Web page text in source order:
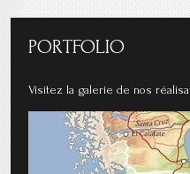
PORTFOLIO
Visitez la galerie de nos